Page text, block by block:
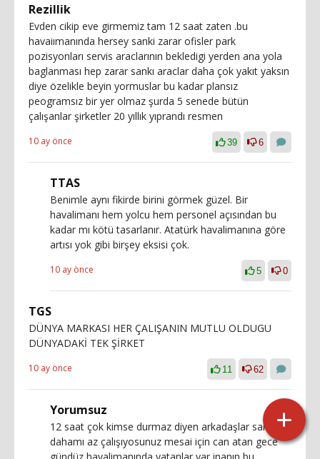
Rezillik
Evden cikip eve girmemiz tam 12 saat zaten .bu
havaiımanında hersey sanki zarar ofisler park
pozisyonları servis araclarının bekledigi yerden ana yola
baglanması hep zarar sankı araclar daha çok yakıt yaksın
diye özelikle beyin yormuslar bu kadar plansız
peogramsız bir yer olmaz şurda 5 senede bütün
çalışanlar şirketler 20 yıllık yıprandı resmen
10 ay önce 39 6
TTAS
Benimle aynı fikirde birini görmek güzel. Bir
havalimanı hem yolcu hem personel açısından bu
kadar mı kötü tasarlanır. Atatürk havalimanına göre
artısı yok gibi birşey eksisi çok.
10 ay önce 5 0
TGS
DÜNYA MARKASI HER ÇALIŞANIN MUTLU OLDUGU
DÜNYADAKİ TEK ŞİRKET
10 ay önce 11 62
Yorumsuz
12 saat çok kimse durmaz diyen arkadaşlar sanki
dahamı az çalışıyosunuz mesai için can atan gece
gündüz havalimanında yatanlar var inanın bu